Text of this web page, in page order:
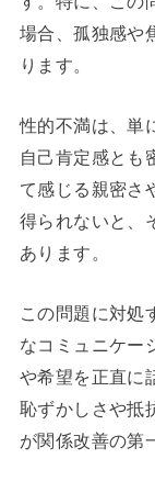
場合、孤独感や
ります。
性的不満は、単
自己肯定感とも
て感じる親密さ
得られないと、
あります。
この問題に対処
なコミュニケー
や希望を正直に
恥ずかしさや抵
が関係改善の第